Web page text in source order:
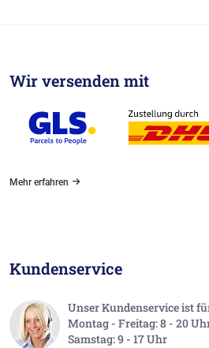
Wir versenden mit
Mehr erfahren
Kundenservice
Unser Kundenservice ist
Montag - Freitag: 8 - 20
Samstag: 9 - 17 Uhr